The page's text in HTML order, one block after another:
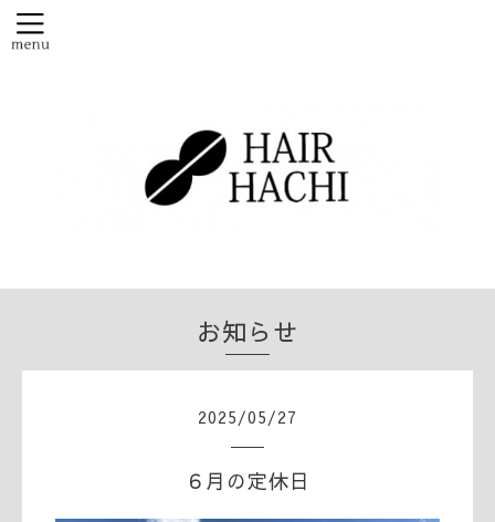
お知らせ
2025/05/27
６月の定休日